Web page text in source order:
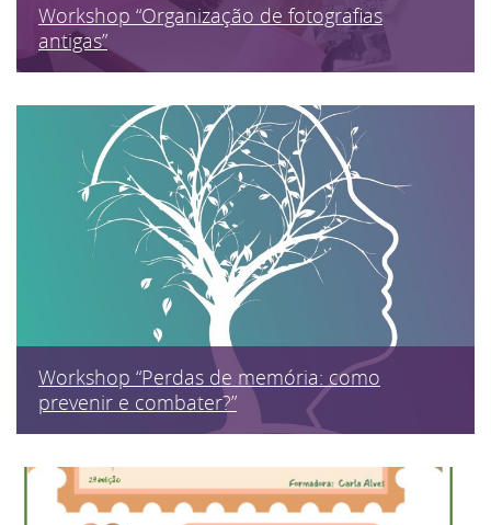
Workshop “Organização de fotografias
antigas”
Workshop “Perdas de memória: como
prevenir e combater?”